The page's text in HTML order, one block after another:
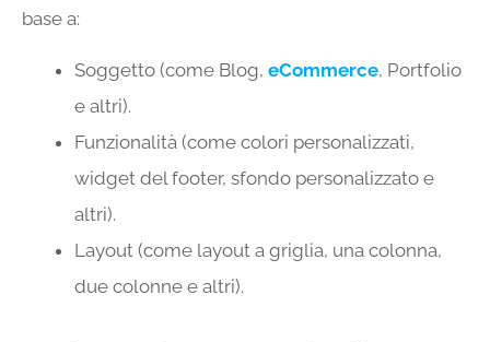
base a:
Soggetto (come Blog, eCommerce, Portfolio
e altri).
Funzionalità (come colori personalizzati,
widget del footer, sfondo personalizzato e
altri).
Layout (come layout a griglia, una colonna,
due colonne e altri).